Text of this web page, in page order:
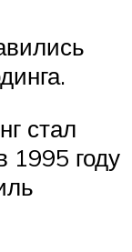
стал
1995 году